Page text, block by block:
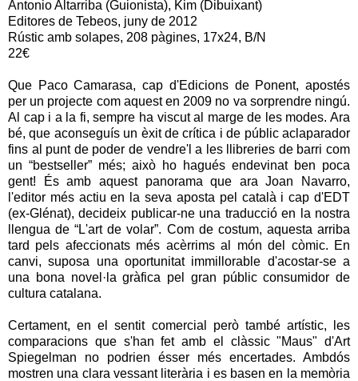
Antonio Altarriba (Guionista), Kim (Dibuixant)
Editores de Tebeos, juny de 2012
Rústic amb solapes, 208 pàgines, 17x24, B/N
22€
Que Paco Camarasa, cap d'Edicions de Ponent, apostés
per un projecte com aquest en 2009 no va sorprendre ningú.
Al cap i a la fi, sempre ha viscut al marge de les modes. Ara
bé, que aconseguís un èxit de crítica i de públic aclaparador
fins al punt de poder de vendre'l a les llibreries de barri com
un “bestseller” més; això ho hagués endevinat ben poca
gent! És amb aquest panorama que ara Joan Navarro,
l'editor més actiu en la seva aposta pel català i cap d'EDT
(ex-Glénat), decideix publicar-ne una traducció en la nostra
llengua de “L'art de volar”. Com de costum, aquesta arriba
tard pels afeccionats més acèrrims al món del còmic. En
canvi, suposa una oportunitat immillorable d'acostar-se a
una bona novel·la gràfica pel gran públic consumidor de
cultura catalana.
Certament, en el sentit comercial però també artístic, les
comparacions que s'han fet amb el clàssic "Maus" d'Art
Spiegelman no podrien ésser més encertades. Ambdós
mostren una clara vessant literària i es basen en la memòria